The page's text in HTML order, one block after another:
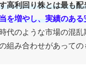
高利回り株とは最も
を増やし、実績のあ
代のような市場の混
組み合わせがあっての